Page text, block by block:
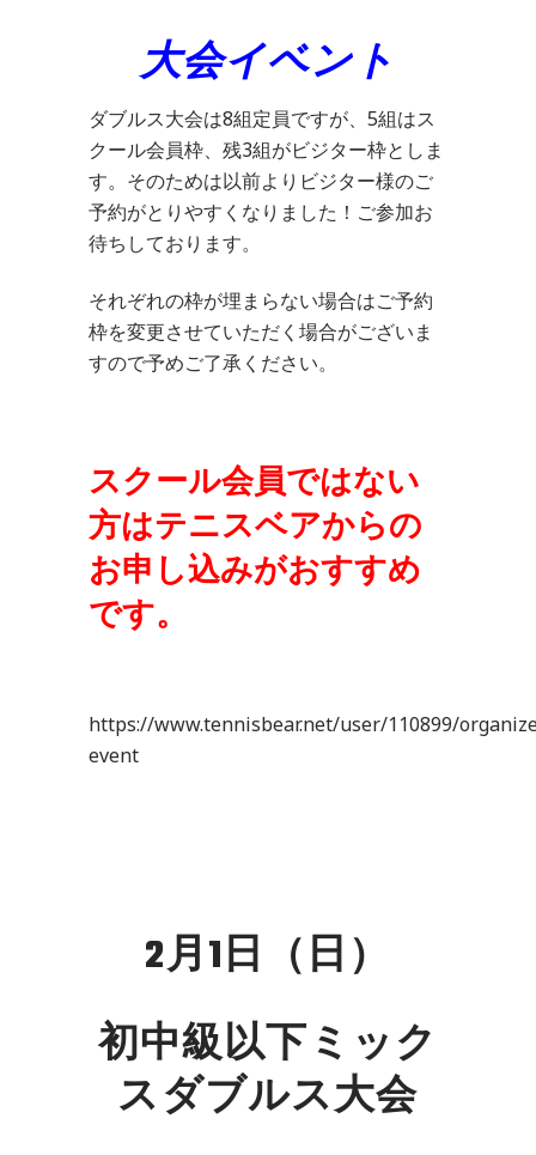
大会イベント
ダブルス大会は8組定員ですが、5組はス
クール会員枠、残3組がビジター枠としま
す。そのためは以前よりビジター様のご
予約がとりやすくなりました！ご参加お
待ちしております。
それぞれの枠が埋まらない場合はご予約
枠を変更させていただく場合がございま
すので予めご了承ください。
スクール会員ではない
方はテニスベアからの
お申し込みがおすすめ
です。
https://www.tennisbear.net/user/110899/
event
2月1日（日）
初中級以下ミック
スダブルス大会